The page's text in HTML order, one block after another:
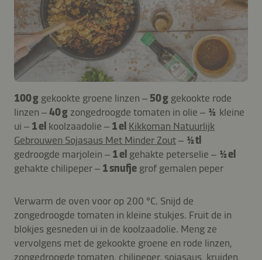
100 g gekookte groene linzen – 50 g gekookte rode
linzen –40 g zongedroogde tomaten in olie – ½ kleine
ui – 1 el koolzaadolie – 1 el Kikkoman Natuurlijk
Gebrouwen Sojasaus Met Minder Zout– ½ tl
gedroogde marjolein – 1 el gehakte peterselie – ½ el
gehakte chilipeper – 1 snufje grof gemalen peper
Verwarm de oven voor op 200 °C. Snijd de
zongedroogde tomaten in kleine stukjes. Fruit de in
blokjes gesneden ui in de koolzaadolie. Meng ze
vervolgens met de gekookte groene en rode linzen,
zongedroogde tomaten, chilipeper, sojasaus, kruiden